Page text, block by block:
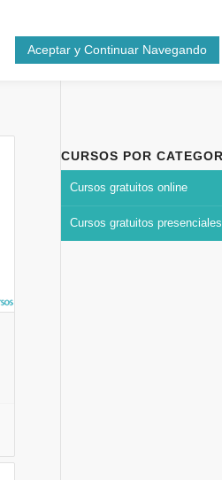
Cursos Nosotros Blog
CURSOS POR
Cursos gratuitos online
Cursos gratuitos presenciales
Aceptar y Continuar Navegando